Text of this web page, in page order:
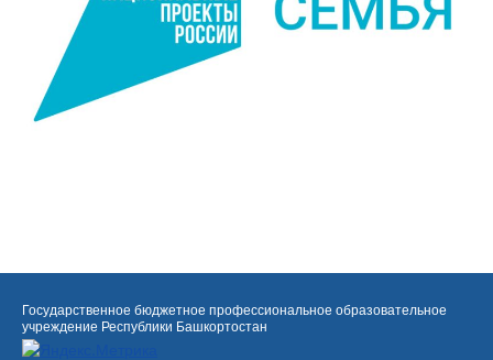
Государственное бюджетное профессиональное образовательное
учреждение Республики Башкортостан